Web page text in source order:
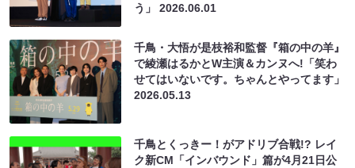
う」2026.06.01
千鳥・大悟が是枝裕和監督『箱の中の羊』
で綾瀬はるかとW主演＆カンヌへ!「笑わ
せてはいないです。ちゃんとやってます」
2026.05.13
千鳥とくっきー！がアドリブ合戦!? レイ
ク新CM「インバウンド」篇が4月21日公